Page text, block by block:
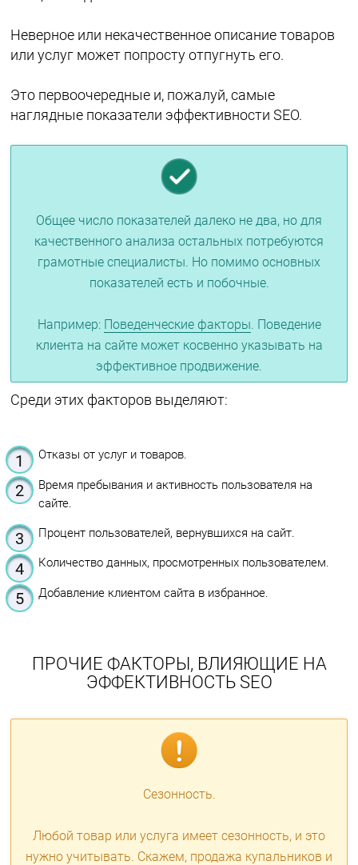
Неверное или некачественное описание товаров
или услуг может попросту отпугнуть его.
Это первоочередные и, пожалуй, самые
наглядные показатели эффективности SEO.
Общее число показателей далеко не два, но для
качественного анализа остальных потребуются
грамотные специалисты. Но помимо основных
показателей есть и побочные.
Например: Поведенческие факторы. Поведение
клиента на сайте может косвенно указывать на
эффективное продвижение.
Среди этих факторов выделяют:
Отказы от услуг и товаров.
Время пребывания и активность пользователя на
сайте.
Процент пользователей, вернувшихся на сайт.
Количество данных, просмотренных пользователем.
Добавление клиентом сайта в избранное.
ПРОЧИЕ ФАКТОРЫ, ВЛИЯЮЩИЕ НА
ЭФФЕКТИВНОСТЬ SEO
Сезонность.
Любой товар или услуга имеет сезонность, и это
нужно учитывать. Скажем, продажа купальников и